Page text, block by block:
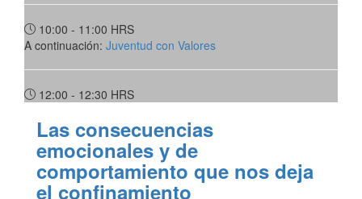
10:00 - 11:00 HRS
A continuación: Juventud con Valores
12:00 - 12:30 HRS
Las consecuencias
emocionales y de
comportamiento que nos deja
el confinamiento